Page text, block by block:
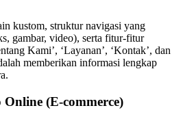
kustom, struktur navigasi yang
gambar, video), serta fitur-fitur
Kami’, ‘Layanan’, ‘Kontak’, dan
memberikan informasi lengkap
(E-commerce)